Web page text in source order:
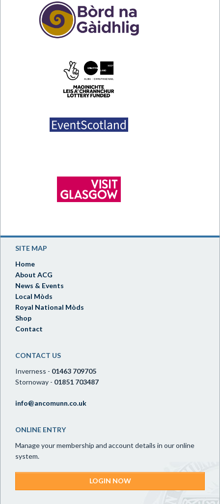
SITE MAP
Home
About ACG
News & Events
Local Mòds
Royal National Mòds
Shop
Contact
CONTACT US
Inverness - 01463 709705
Stornoway - 01851 703487
info@ancomunn.co.uk
ONLINE ENTRY
Manage your membership and account details in our online
system.
LOGIN NOW